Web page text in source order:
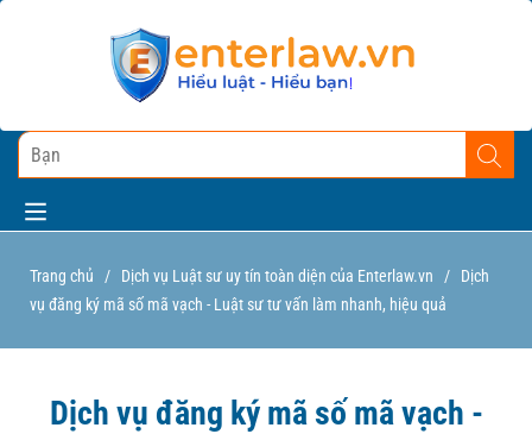
Trang chủ / Dịch vụ Luật sư uy tín toàn diện của Enterlaw.vn /
Dịch
vụ đăng ký mã số mã vạch - Luật sư tư vấn làm nhanh, hiệu quả
Dịch vụ đăng ký mã số mã vạch -